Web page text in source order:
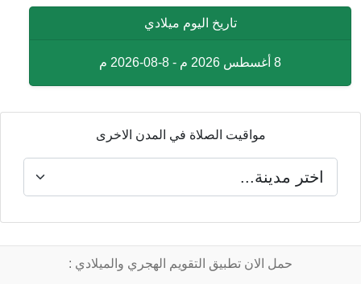
تاريخ اليوم ميلادي
8 أغسطس 2026 م - 8-08-2026 م
مواقيت الصلاة في المدن الاخرى
حمل الان تطبيق التقويم الهجري والميلادي :